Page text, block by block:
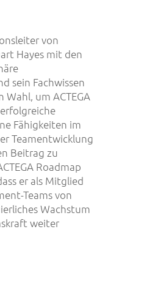
von
Hayes mit den
sein Fachwissen
um ACTEGA
Fähigkeiten im
Teamentwicklung
Beitrag zu
Roadmap
er als Mitglied
Teams von
Wachstum
weiter